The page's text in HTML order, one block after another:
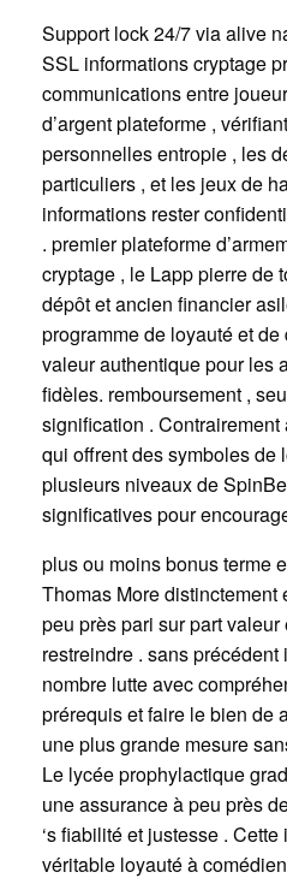
Support lock 24/7 via alive
SSL informations cryptage
communications entre
d’argent plateforme ,
personnelles entropie , les
particuliers , et les jeux de
informations rester
. premier plateforme
cryptage , le Lapp pierre de
dépôt et ancien financier
programme de loyauté et
valeur authentique pour les
fidèles. remboursement ,
signification .
qui offrent des symboles de
plusieurs niveaux de
significatives pour
plus ou moins bonus terme
Thomas More distinctement
peu près pari sur part
restreindre . sans
nombre lutte avec
prérequis et faire le bien de
une plus grande mesure
Le lycée prophylactique
une assurance à peu près
‘s fiabilité et justesse .
véritable loyauté à